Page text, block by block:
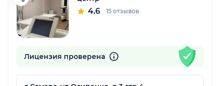
4.6 15 отзывов
Лицензия проверена